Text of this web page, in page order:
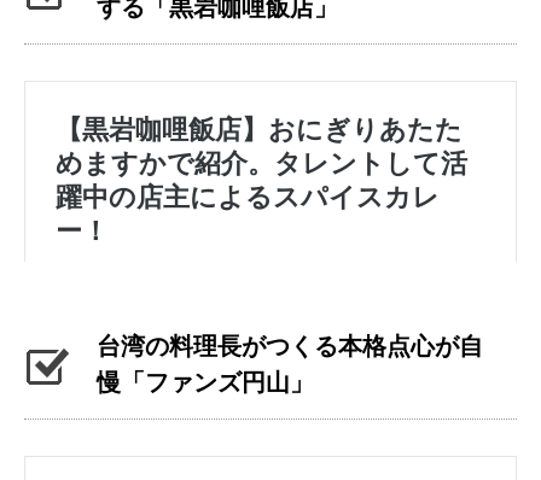
する「黒岩咖哩飯店」
台湾の料理長がつくる本格点心が自
慢「ファンズ円山」